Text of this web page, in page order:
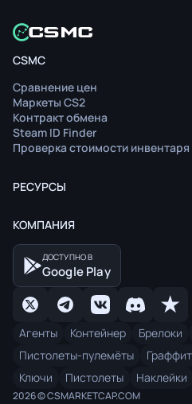
CSMC
Сравнение цен
Маркеты CS2
Контракт обмена
Steam ID Finder
Проверка стоимости инвентаря
РЕСУРСЫ
КОМПАНИЯ
ДОСТУПНО В
Google Play
Агенты Контейнер Брелоки
Пистолеты-пулемёты
Ключи
Пистолеты Наклейки
2026 © CSMARKETCAP.COM